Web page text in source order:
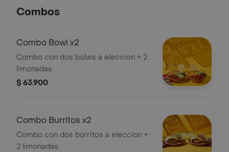
Combos
Combo Bowl x2
Combo con dos bolws a eleccion + 2
limonadas.
$ 63.900
Combo Burritos x2
Combo con dos burritos a eleccion +
2 limonadas.